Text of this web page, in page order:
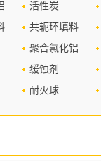
活性炭
共轭环填料
聚合氯化铝
缓蚀剂
耐火球